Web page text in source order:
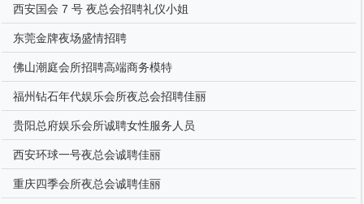
西安国会 7 号 夜总会招聘礼仪小姐
东莞金牌夜场盛情招聘
佛山潮庭会所招聘高端商务模特
福州钻石年代娱乐会所夜总会招聘佳丽
贵阳总府娱乐会所诚聘女性服务人员
西安环球一号夜总会诚聘佳丽
重庆四季会所夜总会诚聘佳丽